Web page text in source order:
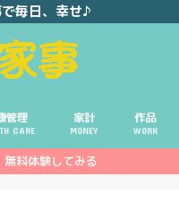
毎日、幸せ♪
管理
CARE
家計
MONEY
ポイ活
投資
副業
作品
WORK
無料体験してみる